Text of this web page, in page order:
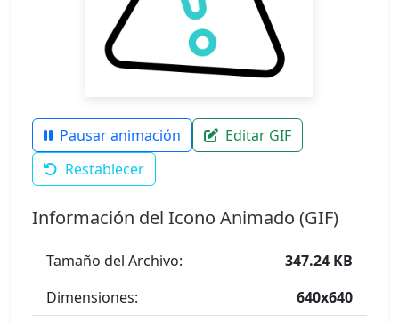
Pausar animación
Editar GIF
Restablecer
Información del Icono Animado (GIF)
Tamaño del Archivo:
347.24 KB
Dimensiones:
640x640